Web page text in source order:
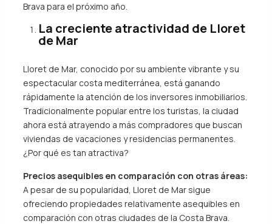
Brava para el próximo año.
La creciente atractividad de Lloret
de Mar
Lloret de Mar, conocido por su ambiente vibrante y su
espectacular costa mediterránea, está ganando
rápidamente la atención de los inversores inmobiliarios.
Tradicionalmente popular entre los turistas, la ciudad
ahora está atrayendo a más compradores que buscan
viviendas de vacaciones y residencias permanentes.
¿Por qué es tan atractiva?
Precios asequibles en comparación con otras áreas:
A pesar de su popularidad, Lloret de Mar sigue
ofreciendo propiedades relativamente asequibles en
comparación con otras ciudades de la Costa Brava.